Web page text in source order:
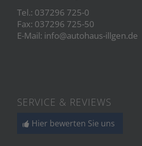
Tel.: 037296 725-0
Fax: 037296 725-50
E-Mail: info@autohaus-illgen.de
SERVICE & REVIEWS
Hier bewerten Sie uns